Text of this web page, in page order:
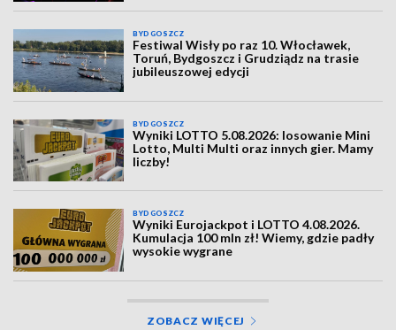
BYDGOSZCZ
Festiwal Wisły po raz 10. Włocławek,
Toruń, Bydgoszcz i Grudziądz na trasie
jubileuszowej edycji
BYDGOSZCZ
Wyniki LOTTO 5.08.2026: losowanie Mini
Lotto, Multi Multi oraz innych gier. Mamy
liczby!
BYDGOSZCZ
Wyniki Eurojackpot i LOTTO 4.08.2026.
Kumulacja 100 mln zł! Wiemy, gdzie padły
wysokie wygrane
ZOBACZ WIĘCEJ